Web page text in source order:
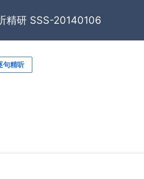
精研 SSS-20140106
句精听